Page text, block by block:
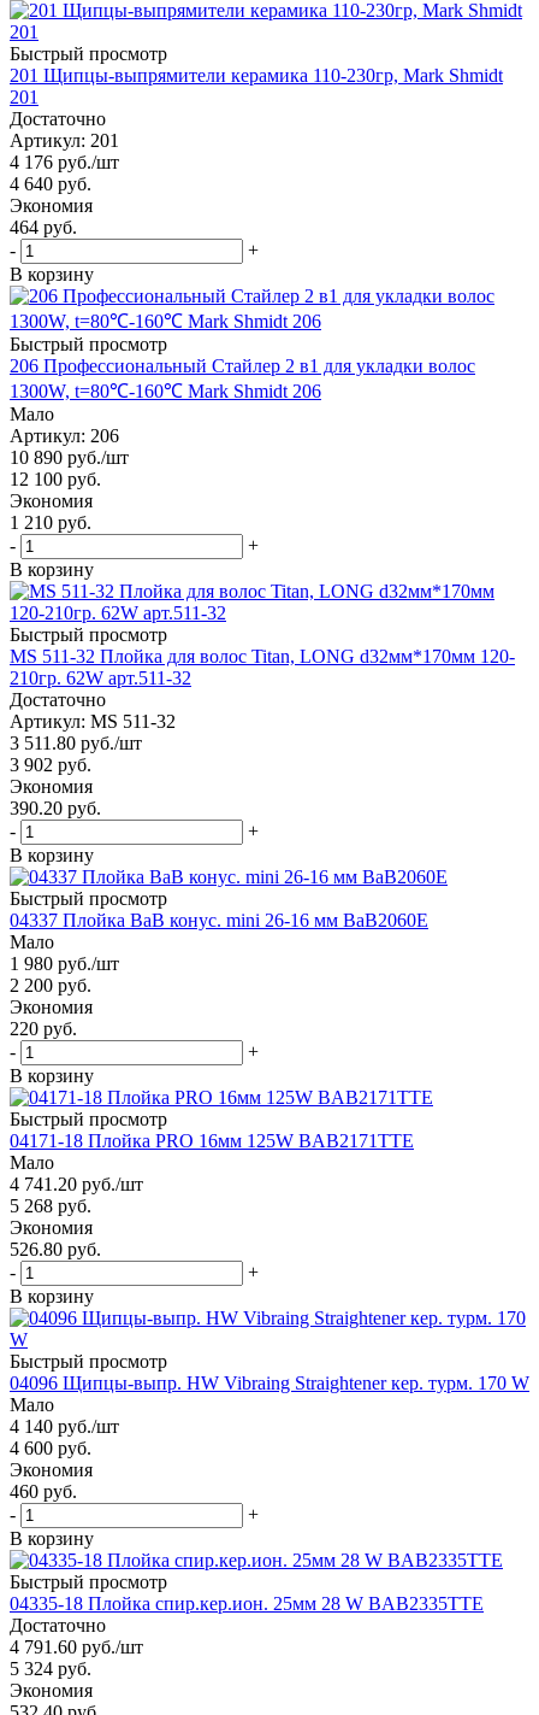
Быстрый просмотр
201 Щипцы-выпрямители керамика 110-230гр, Mark Shmidt
201
Достаточно
Артикул: 201
4 176 руб./шт
4 640 руб.
Экономия
464 руб.
-
+
В корзину
Быстрый просмотр
206 Профессиональный Стайлер 2 в1 для укладки волос
1300W, t=80℃-160℃ Mark Shmidt 206
Мало
Артикул: 206
10 890 руб./шт
12 100 руб.
Экономия
1 210 руб.
-
+
В корзину
Быстрый просмотр
MS 511-32 Плойка для волос Titan, LONG d32мм*170мм 120-
210гр. 62W арт.511-32
Достаточно
Артикул: MS 511-32
3 511.80 руб./шт
3 902 руб.
Экономия
390.20 руб.
-
+
В корзину
Быстрый просмотр
04337 Плойка BaB конус. mini 26-16 мм BaB2060E
Мало
1 980 руб./шт
2 200 руб.
Экономия
220 руб.
-
+
В корзину
Быстрый просмотр
04171-18 Плойка PRO 16мм 125W BAB2171TTE
Мало
4 741.20 руб./шт
5 268 руб.
Экономия
526.80 руб.
-
+
В корзину
Быстрый просмотр
04096 Щипцы-выпр. HW Vibraing Straightener кер. турм. 170 W
Мало
4 140 руб./шт
4 600 руб.
Экономия
460 руб.
-
+
В корзину
Быстрый просмотр
04335-18 Плойка спир.кер.ион. 25мм 28 W BAB2335TTE
Достаточно
4 791.60 руб./шт
5 324 руб.
Экономия